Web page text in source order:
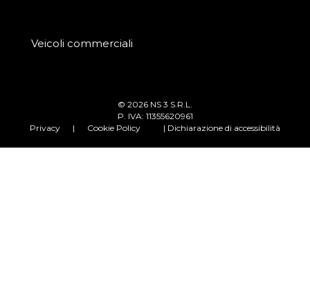
Veicoli commerciali
© 2026 NS 3 S.R.L.
P. IVA: 11355620961
Privacy
| Cookie Policy | Dichiarazione di accessibilità